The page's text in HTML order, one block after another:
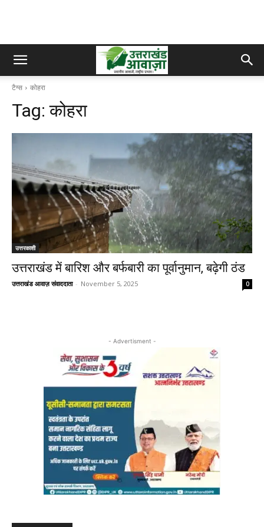
टैग्स कोहरा
Tag:कोहरा
उत्तरकाशी
उत्तराखंड में बारिश और बर्फबारी का पूर्वानुमान, बढ़ेगी ठंड
उत्तराखंड आवाज़ संवाददाता - November 5, 2025 0
- Advertisment -